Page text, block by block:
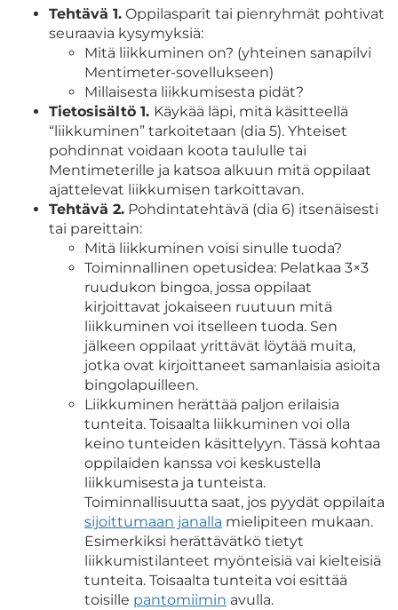
Tehtävä 1. Oppilasparit tai pienryhmät pohtivat
seuraavia kysymyksiä:
Mitä liikkuminen on? (yhteinen sanapilvi
Mentimeter-sovellukseen)
Millaisesta liikkumisesta pidät?
Tietosisältö 1. Käykää läpi, mitä käsitteellä
“liikkuminen” tarkoitetaan (dia 5). Yhteiset
pohdinnat voidaan koota taululle tai
Mentimeterille ja katsoa alkuun mitä oppilaat
ajattelevat liikkumisen tarkoittavan.
Tehtävä 2. Pohdintatehtävä (dia 6) itsenäisesti
tai pareittain:
Mitä liikkuminen voisi sinulle tuoda?
Toiminnallinen opetusidea: Pelatkaa 3×3
ruudukon bingoa, jossa oppilaat
kirjoittavat jokaiseen ruutuun mitä
liikkuminen voi itselleen tuoda. Sen
jälkeen oppilaat yrittävät löytää muita,
jotka ovat kirjoittaneet samanlaisia asioita
bingolapuilleen.
Liikkuminen herättää paljon erilaisia
tunteita. Toisaalta liikkuminen voi olla
keino tunteiden käsittelyyn. Tässä kohtaa
oppilaiden kanssa voi keskustella
liikkumisesta ja tunteista.
Toiminnallisuutta saat, jos pyydät oppilaita
sijoittumaan janalla mielipiteen mukaan.
Esimerkiksi herättävätkö tietyt
liikkumistilanteet myönteisiä vai kielteisiä
tunteita. Toisaalta tunteita voi esittää
toisille pantomiimin avulla.